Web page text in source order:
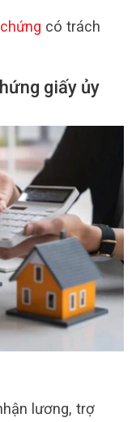
có trách
giấy ủy
lương, trợ